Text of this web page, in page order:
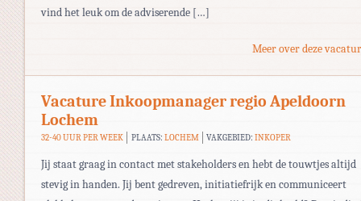
vind het leuk om de adviserende […]
Meer over deze
Vacature Inkoopmanager regio Apeldoorn
Lochem
32-40 UUR PER WEEK PLAATS: LOCHEM VAKGEBIED:INKOPER
Jij staat graag in contact met stakeholders en hebt de touwtjes altijd
stevig in handen. Jij bent gedreven, initiatiefrijk en communiceert